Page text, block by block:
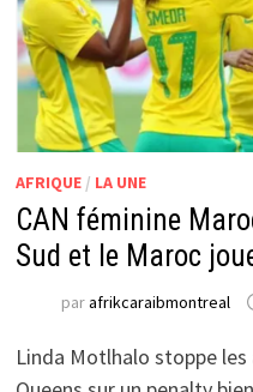
AFRIQUE/ LA UNE
CAN féminine
Sud et le Maroc
parafrikcaraibmontreal
Linda Motlhalo stoppe